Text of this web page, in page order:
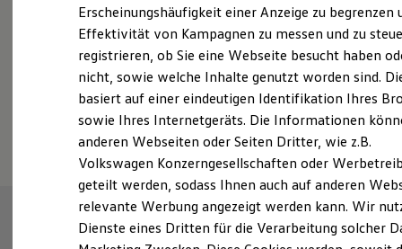
Ladezeitensimulator
Batterie
Sicherheit
Garantie und Lebensdauer
Nachhaltigkeit
Technologie
Kosten und Kauf
Verbrauchskosten
Kaufoptionen
E-Auto-Förderung
Software und Konnektivität
Die ID. Software 6
ID. Software Versionen und Updates
Digitale Extras
Schnittstellen zu Ihrem ID.
Fahrzeugangebot anfordern
Serviceanfrage stellen
Erscheinungshäufigkeit einer Anzeige zu begrenzen
Effektivität von Kampagnen zu messen und zu
registrieren, ob Sie eine Webseite besucht haben
nicht, sowie welche Inhalte genutzt worden sind.
basiert auf einer eindeutigen Identifikation Ihres
sowie Ihres Internetgeräts. Die Informationen
anderen Webseiten oder Seiten Dritter, wie z.B.
Volkswagen Konzerngesellschaften oder
geteilt werden, sodass Ihnen auch auf anderen
relevante Werbung angezeigt werden kann. Wir
Dienste eines Dritten für die Verarbeitung solcher